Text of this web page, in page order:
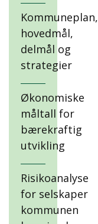
Kommuneplan,
hovedmål,
delmål og
strategier
Økonomiske
måltall for
bærekraftig
utvikling
Risikoanalyse
for selskaper
kommunen